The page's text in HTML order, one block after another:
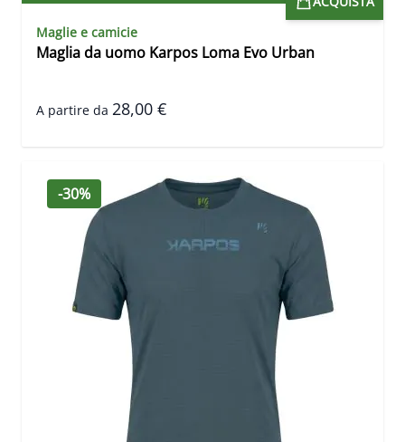
Maglie e camicie
Maglia da uomo Karpos Loma Evo Urban
A partire da 28,00 €
-30%